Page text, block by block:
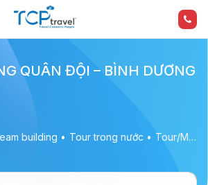
QUÂN ĐỘI – BÌNH DƯƠNG
building Tour trong nước Tour/Mice Doanh nghiệp